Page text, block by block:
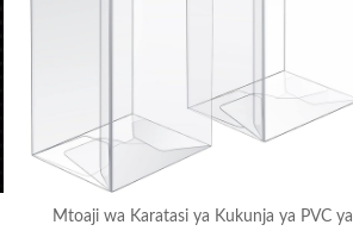
Mtoaji wa Karatasi ya Kukunja ya PVC ya